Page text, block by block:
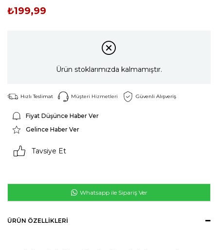
₺199,99
Ürün stoklarımızda kalmamıştır.
Hızlı Teslimat Müşteri Hizmetleri Güvenli Alışveriş
Fiyat Düşünce Haber Ver
Gelince Haber Ver
Tavsiye Et
Whatsapp ile Sipariş Ver
ÜRÜN ÖZELLIKLERI